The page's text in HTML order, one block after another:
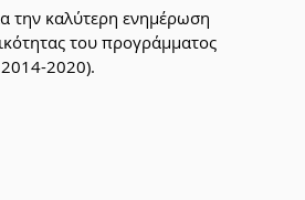
την καλύτερη ενημέρωση
του προγράμματος
2014-2020).